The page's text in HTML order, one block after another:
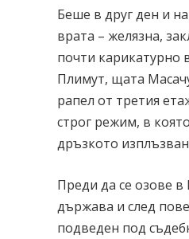
Беше в друг ден и
врата – желязна,
почти карикатурно
Плимут, щата
рапел от третия
строг режим, в
дръзкото
Преди да се озове
държава и след
подведен под